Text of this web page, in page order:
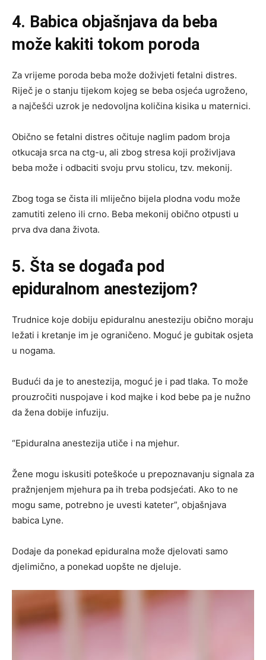
4. Babica objašnjava da beba
može kakiti tokom poroda
Za vrijeme poroda beba može doživjeti fetalni distres.
Riječ je o stanju tijekom kojeg se beba osjeća ugroženo,
a najčešći uzrok je nedovoljna količina kisika u maternici.
Obično se fetalni distres očituje naglim padom broja
otkucaja srca na ctg-u, ali zbog stresa koji proživljava
beba može i odbaciti svoju prvu stolicu, tzv. mekonij.
Zbog toga se čista ili mliječno bijela plodna vodu može
zamutiti zeleno ili crno. Beba mekonij obično otpusti u
prva dva dana života.
5. Šta se događa pod
epiduralnom anestezijom?
Trudnice koje dobiju epiduralnu anesteziju obično moraju
ležati i kretanje im je ograničeno. Moguć je gubitak osjeta
u nogama.
Budući da je to anestezija, moguć je i pad tlaka. To može
prouzročiti nuspojave i kod majke i kod bebe pa je nužno
da žena dobije infuziju.
“Epiduralna anestezija utiče i na mjehur.
Žene mogu iskusiti poteškoće u prepoznavanju signala za
pražnjenjem mjehura pa ih treba podsjećati. Ako to ne
mogu same, potrebno je uvesti kateter”, objašnjava
babica Lyne.
Dodaje da ponekad epiduralna može djelovati samo
djelimično, a ponekad uopšte ne djeluje.